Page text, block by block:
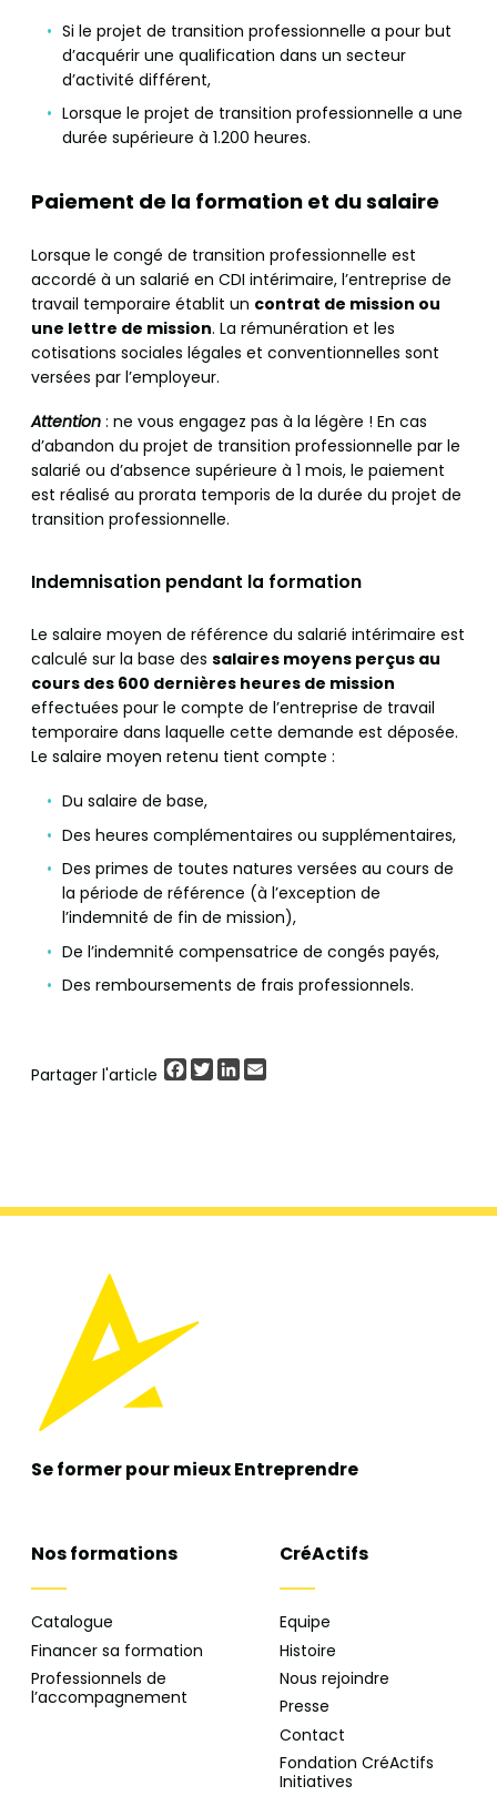
Si le projet de transition professionnelle a pour but
d’acquérir une qualification dans un secteur
d’activité différent,
Lorsque le projet de transition professionnelle a une
durée supérieure à 1.200 heures.
Paiement de la formation et du salaire
Lorsque le congé de transition professionnelle est
accordé à un salarié en CDI intérimaire, l’entreprise de
travail temporaire établit un contrat de mission ou
une lettre de mission. La rémunération et les
cotisations sociales légales et conventionnelles sont
versées par l’employeur.
Attention : ne vous engagez pas à la légère ! En cas
d’abandon du projet de transition professionnelle par le
salarié ou d’absence supérieure à 1 mois, le paiement
est réalisé au prorata temporis de la durée du projet de
transition professionnelle.
Indemnisation pendant la formation
Le salaire moyen de référence du salarié intérimaire est
calculé sur la base des salaires moyens perçus au
cours des 600 dernières heures de mission
effectuées pour le compte de l’entreprise de travail
temporaire dans laquelle cette demande est déposée.
Le salaire moyen retenu tient compte :
Du salaire de base,
Des heures complémentaires ou supplémentaires,
Des primes de toutes natures versées au cours de
la période de référence (à l’exception de
l’indemnité de fin de mission),
De l’indemnité compensatrice de congés payés,
Des remboursements de frais professionnels.
Partager l'article Facebook
TwitterLinkedIn
Se former pour mieuxEntreprendre
Nos formations
Catalogue
Financer sa formation
Professionnels de
l’accompagnement
CréActifs
Equipe
Histoire
Nous rejoindre
Presse
Contact
Fondation CréActifs
Initiatives